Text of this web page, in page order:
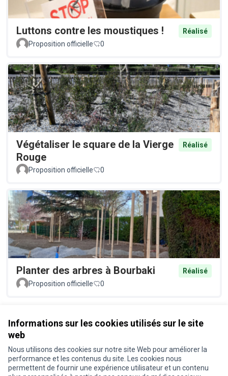
Informations sur les cookies utilisés sur le site
web
Nous utilisons des cookies sur notre site Web pour améliorer la
performance et les contenus du site. Les cookies nous
permettent de fournir une expérience utilisateur et un contenu
Luttons contre les moustiques !
Réalisé
Proposition officielle
0
Végétaliser le square de la Vierge
Rouge
Réalisé
Proposition officielle 0
Planter des arbres à Bourbaki
Réalisé
Proposition officielle
0
Conditions d'utilisation
Paramètres des cookies
Je participe ! sur X
Je participe ! sur Facebook
Je participe ! sur Instagram